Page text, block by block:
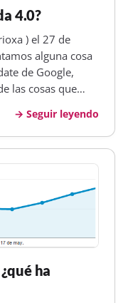
4.0?
) el 27 de
alguna cosa
de Google,
las cosas que
en la primera
Mat…
Seguir leyendo
ha